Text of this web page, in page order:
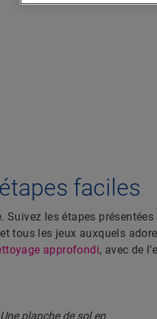
faciles
les étapes
tous les jeux auxquels
approfondi, avec de